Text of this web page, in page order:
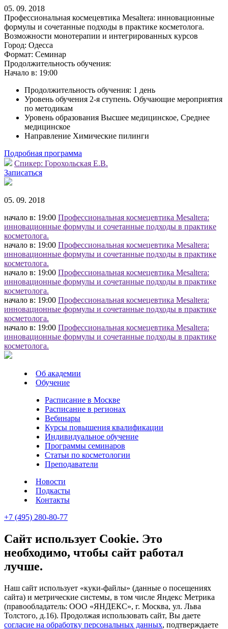
05. 09. 2018
Профессиональная космецевтика Mesaltera: инновационные
формулы и сочетанные подходы в практике косметолога.
Возможности монотерапии и интегрированных курсов
Город: Одесса
Формат: Семинар
Продолжительность обучения:
Начало в: 19:00
Продолжительность обучения: 1 день
Уровень обучения 2-я ступень. Обучающие мероприятия
по методикам
Уровень образования Высшее медицинское, Среднее
медицинское
Направление Химические пилинги
Подробная программа
Спикер: Горохольская Е.В.
Записаться
05. 09. 2018
начало в: 19:00 Профессиональная космецевтика Mesaltera:
инновационные формулы и сочетанные подходы в практике
косметолога.
начало в: 19:00 Профессиональная космецевтика Mesaltera:
инновационные формулы и сочетанные подходы в практике
косметолога.
начало в: 19:00 Профессиональная космецевтика Mesaltera:
инновационные формулы и сочетанные подходы в практике
косметолога.
начало в: 19:00 Профессиональная космецевтика Mesaltera:
инновационные формулы и сочетанные подходы в практике
косметолога.
начало в: 19:00 Профессиональная космецевтика Mesaltera:
инновационные формулы и сочетанные подходы в практике
косметолога.
Об академии
Обучение
Расписание в Москве
Расписание в регионах
Вебинары
Курсы повышения квалификации
Индивидуальное обучение
Программы семинаров
Статьи по косметологии
Преподаватели
Новости
Подкасты
Контакты
+7 (495) 280-80-77
Сайт использует Cookie. Это
необходимо, чтобы сайт работал
лучше.
Наш сайт использует «куки-файлы» (данные о посещениях
сайта) и метрические системы, в том числе Яндекс Метрика
(правообладатель: ООО «ЯНДЕКС», г. Москва, ул. Льва
Толстого, д.16). Продолжая использовать сайт, Вы даете
согласие на обработку персональных данных, подтверждаете